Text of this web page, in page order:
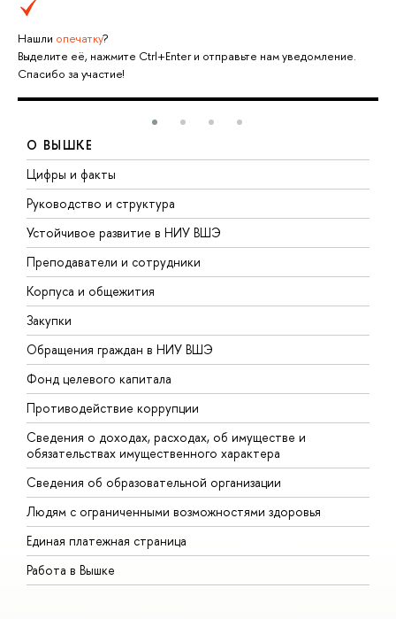
Нашли опечатку?
Выделите её, нажмите Ctrl+Enter и отправьте нам уведомление.
Спасибо за участие!
О ВЫШКЕ
Цифры и факты
Руководство и структура
Устойчивое развитие в НИУ ВШЭ
Преподаватели и сотрудники
Корпуса и общежития
Закупки
Обращения граждан в НИУ ВШЭ
Фонд целевого капитала
Противодействие коррупции
Сведения о доходах, расходах, об имуществе и
обязательствах имущественного характера
Сведения об образовательной организации
Людям с ограниченными возможностями здоровья
Единая платежная страница
Работа в Вышке